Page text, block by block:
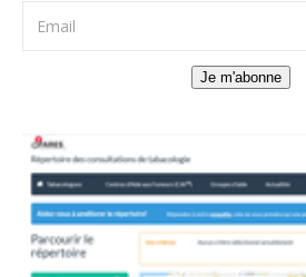
Je m'abonne